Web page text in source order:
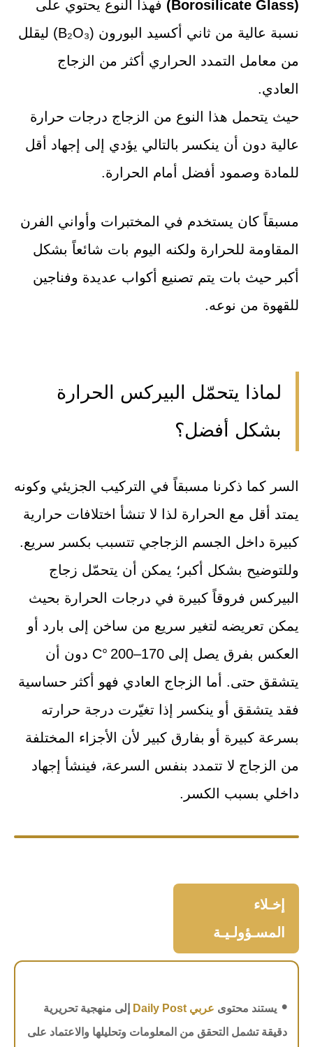
(Borosilicate Glass)
فهذا النوع يحتوي على
نسبة عالية من ثاني أكسيد البورون (B₂O₃) ليقلل
من معامل التمدد الحراري أكثر من الزجاج
العادي.
حيث يتحمل هذا النوع من الزجاج درجات حرارة
عالية دون أن ينكسر بالتالي يؤدي إلى إجهاد أقل
للمادة وصمود أفضل أمام الحرارة.
مسبقاً كان يستخدم في المختبرات وأواني الفرن
المقاومة للحرارة ولكنه اليوم بات شائعاً بشكل
أكبر حيث بات يتم تصنيع أكواب عديدة وفناجين
للقهوة من نوعه.
لماذا يتحمّل البيركس الحرارة
بشكل أفضل؟
السر كما ذكرنا مسبقاً في التركيب الجزيئي وكونه
يمتد أقل مع الحرارة لذا لا تنشأ اختلافات حرارية
كبيرة داخل الجسم الزجاجي تتسبب بكسر سريع.
وللتوضيح بشكل أكبر؛ يمكن أن يتحمّل زجاج
البيركس فروقاً كبيرة في درجات الحرارة بحيث
يمكن تعريضه لتغير سريع من ساخن إلى بارد أو
العكس بفرق يصل إلى 170–200 °C دون أن
يتشقق حتى. أما الزجاج العادي فهو أكثر حساسية
فقد يتشقق أو ينكسر إذا تغيّرت درجة حرارته
بسرعة كبيرة أو بفارق كبير لأن الأجزاء المختلفة
من الزجاج لا تتمدد بنفس السرعة، فينشأ إجهاد
داخلي بسبب الكسر.
إخـلاء
المسـؤولـيـة
• يستند محتوى عربي Daily Post
إلى منهجية تحريرية
دقيقة تشمل التحقق من المعلومات وتحليلها والاعتماد على